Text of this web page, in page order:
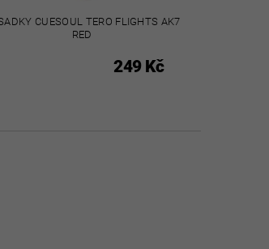
CUESOUL TERO FLIGHTS AK7
RED
249 Kč